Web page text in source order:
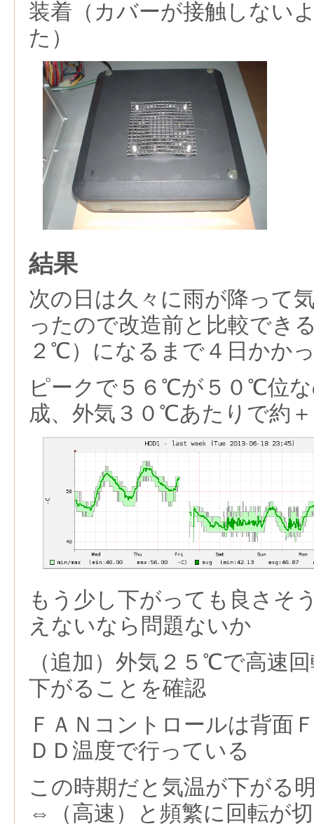
装着（カバーが接触しない
た）
結果
次の日は久々に雨が降って
ったので改造前と比較でき
２℃）になるまで４日かか
ピークで５６℃が５０℃位
成、外気３０℃あたりで約
もう少し下がっても良さそ
えないなら問題ないか
（追加）外気２５℃で高速
下がることを確認
ＦＡＮコントロールは背面
ＤＤ温度で行っている
この時期だと気温が下がる
⇔（高速）と頻繁に回転が